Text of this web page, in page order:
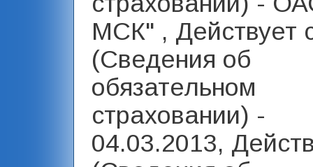
МСК" , Действует
(Сведения об
обязательном
страховании) -
04.03.2013,